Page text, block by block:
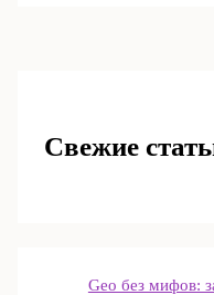
Свежие
Geo без мифов: